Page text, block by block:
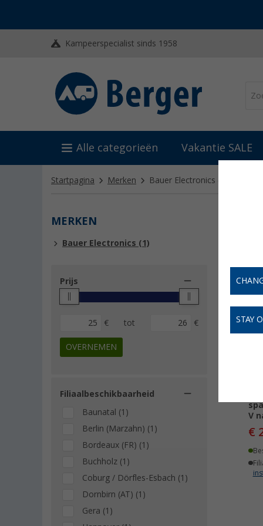
Kampeerspecialist sinds 1958
Alle categorieën Vakantie SALE
Startpagina Merken Bauer Electronics
MERKEN
Bauer Electronics (1)
Prijs
€ tot €
OVERNEMEN
Filiaalbeschikbaarheid
Baunatal (1)
Berlin (Marzahn) (1)
Bordeaux (FR) (1)
Buchholz (1)
Coburg / Dörfles-Esbach (1)
Dornbirn (AT) (1)
Gera (1)
V
€
STAY